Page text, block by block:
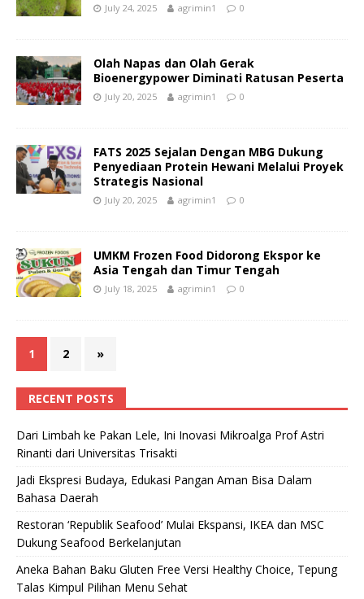
July 24, 2025 agrimin1 0
Olah Napas dan Olah Gerak
Bioenergypower Diminati Ratusan Peserta
July 20, 2025 agrimin1 0
FATS 2025 Sejalan Dengan MBG Dukung
Penyediaan Protein Hewani Melalui Proyek
Strategis Nasional
July 20, 2025 agrimin1 0
UMKM Frozen Food Didorong Ekspor ke
Asia Tengah dan Timur Tengah
July 18, 2025 agrimin1 0
1 2 »
RECENT POSTS
Dari Limbah ke Pakan Lele, Ini Inovasi Mikroalga Prof Astri
Rinanti dari Universitas Trisakti
Jadi Ekspresi Budaya, Edukasi Pangan Aman Bisa Dalam
Bahasa Daerah
Restoran ‘Republik Seafood’ Mulai Ekspansi, IKEA dan MSC
Dukung Seafood Berkelanjutan
Aneka Bahan Baku Gluten Free Versi Healthy Choice, Tepung
Talas Kimpul Pilihan Menu Sehat